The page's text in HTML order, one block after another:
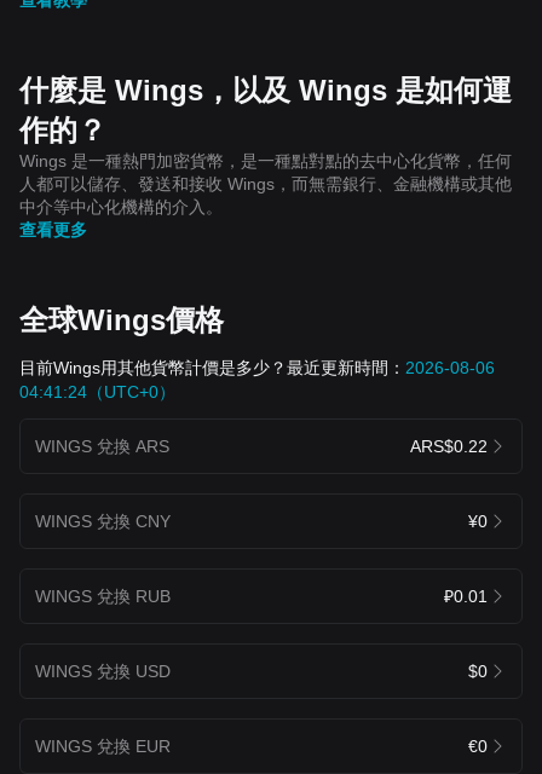
什麼是 Wings，以及 Wings 是如何運
作的？
Wings 是一種熱門加密貨幣，是一種點對點的去中心化貨幣，任何
人都可以儲存、發送和接收 Wings，而無需銀行、金融機構或其他
中介等中心化機構的介入。
查看更多
全球Wings價格
目前Wings用其他貨幣計價是多少？最近更新時間： 2026-08-06
04:41:24（UTC+0）
WINGS 兌換 ARS ARS$0.22
WINGS 兌換 CNY ¥0
WINGS 兌換 RUB ₽0.01
WINGS 兌換 USD $0
WINGS 兌換 EUR €0